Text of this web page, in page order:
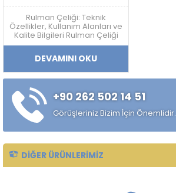
Rulman Çeliği: Teknik
Özellikler, Kullanım Alanları ve
Kalite Bilgileri Rulman Çeliği
Nedir? Rulman çeliği; yüksek
sertlik, aşınma dayanımı,
yorulma direnci ve boyutsal
kararlılık gerektiren
uygulamalarda kullanılan
yüksek karbonlu krom
alaşımlı özel çelik türüdür.
Özellikle rulman, bilya,
makaralı rulman elemanları,
DEVAMINI OKU
+90 262 502 14 51
Görüşleriniz Bizim İçin Önemlidir.
DIĞER ÜRÜNLERIMIZ